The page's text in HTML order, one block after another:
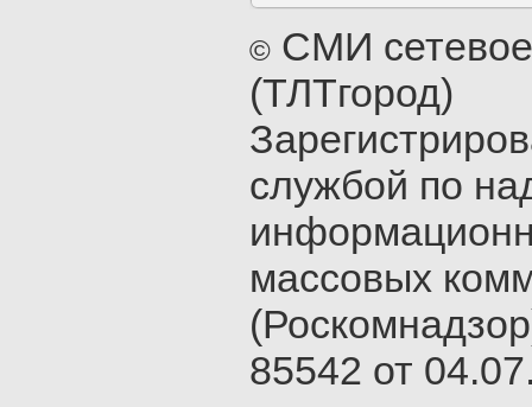
© СМИ
(ТЛТгород)
службой по
массовых
85542 от